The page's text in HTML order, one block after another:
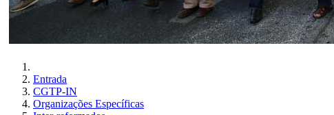
Entrada
CGTP-IN
Organizações Específicas